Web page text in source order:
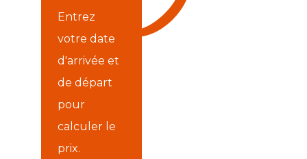
Entrez
votre date
d'arrivée et
de départ
pour
calculer le
prix.